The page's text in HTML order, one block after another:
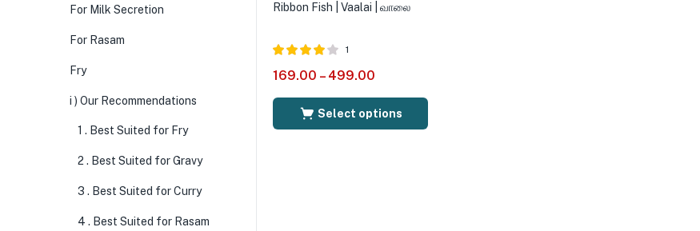
Ribbon Fish | Vaalai | வாலை
Rated4.00
out of 5
1
169.00 – 499.00
Select options
For Milk Secretion
For Rasam
Fry
i ) Our Recommendations
1 . Best Suited for Fry
2 . Best Suited for Gravy
3 . Best Suited for Curry
4 . Best Suited for Rasam